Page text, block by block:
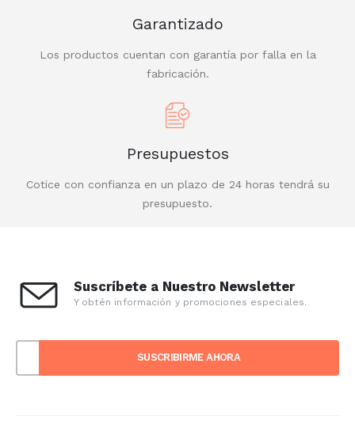
Garantizado
Los productos cuentan con garantía por falla en la
fabricación.
Presupuestos
Cotice con confianza en un plazo de 24 horas tendrá su
presupuesto.
Suscríbete a Nuestro Newsletter
Y obtén información y promociones especiales.